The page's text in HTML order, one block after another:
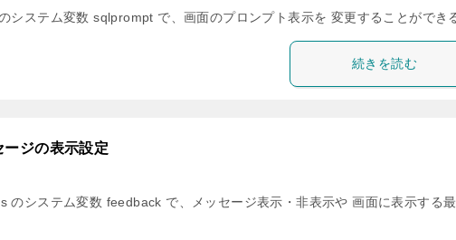
システム変数 sqlprompt で、画面のプロンプト表示を 変更することができ
続きを読む
ジの表示設定
のシステム変数 feedback で、メッセージ表示・非表示や 画面に表示する